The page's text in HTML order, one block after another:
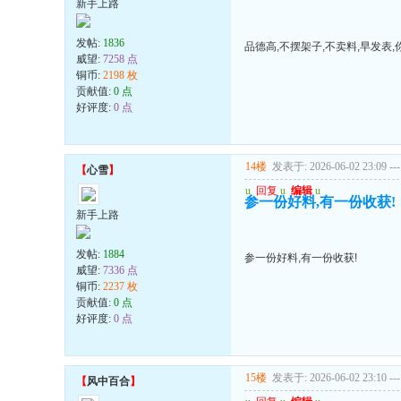
新手上路
发帖: 1836
威望: 7258 点
铜币: 2198 枚
贡献值: 0 点
好评度: 0 点
品德高,不摆架子,不卖料,早发表,
【心雪】
新手上路
发帖: 1884
威望: 7336 点
铜币: 2237 枚
贡献值: 0 点
好评度: 0 点
14楼 发表于: 2026-06-02 23:09 ---
u 回复 u 编辑 u
参一份好料,有一份收获!
参一份好料,有一份收获!
【风中百合】 15楼 发表于: 2026-06-02 23:10 ---